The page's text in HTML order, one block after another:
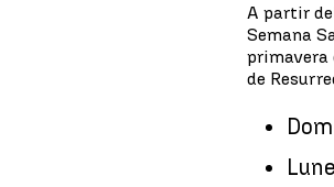
A partir
Semana
primavera
de